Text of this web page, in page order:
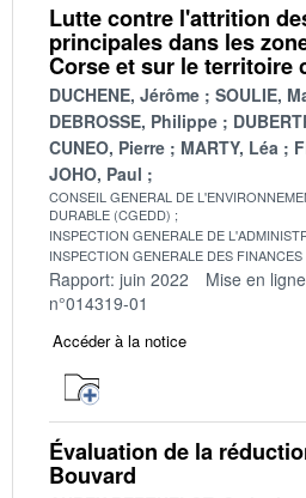
Lutte contre l'attrition
principales dans les
Corse et sur le territoire
DUCHENE, Jérôme
SOULIE,
DEBROSSE, Philippe
CUNEO, Pierre
MARTY, Léa
JOHO, Paul
CONSEIL GENERAL DE
DURABLE (CGEDD)
INSPECTION GENERALE DE
INSPECTION GENERALE DES
Rapport: juin 2022 Mise en
n°014319-01
Accéder à la notice
Évaluation de la
Bouvard